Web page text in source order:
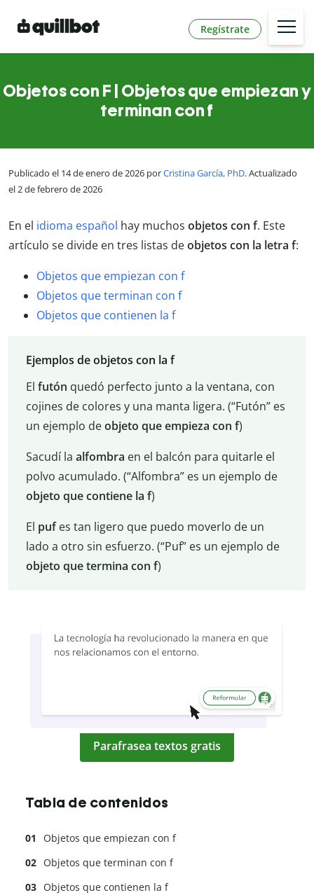
Regístrate
Objetos con F | Objetos que empiezan y
terminan con f
Publicado el 14 de enero de 2026 porCristina García, PhD. Actualizado
el 2 de febrero de 2026
En el idioma español hay muchos objetos con f. Este
artículo se divide en tres listas deobjetos con la letra f:
Objetos que empiezan con f
Objetos que terminan con f
Objetos que contienen la f
Ejemplos de objetos con la f
El futón quedó perfecto junto a la ventana, con
cojines de colores y una manta ligera. (“Futón” es
un ejemplo deobjeto que empieza con f)
Sacudí la alfombra en el balcón para quitarle el
polvo acumulado. (“Alfombra” es un ejemplo de
objeto que contiene la f)
El pufes tan ligero que puedo moverlo de un
lado a otro sin esfuerzo. (“Puf” es un ejemplo de
objeto que termina con f)
Parafrasea textos gratis
Tabla de contenidos
Objetos que empiezan con f
Objetos que terminan con f
Objetos que contienen la f